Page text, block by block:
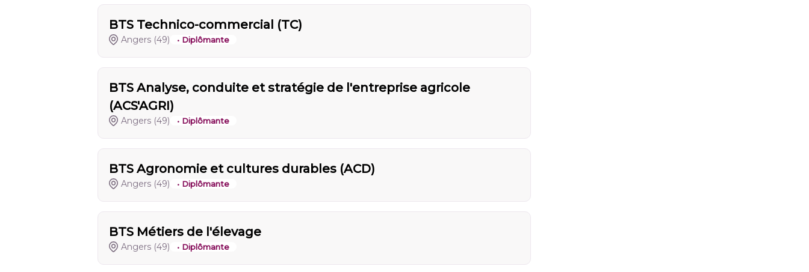
BTS Technico-commercial (TC)
Angers (49) • Diplômante
BTS Analyse, conduite et stratégie de l'entreprise agricole
(ACS'AGRI)
Angers (49) • Diplômante
BTS Agronomie et cultures durables (ACD)
Angers (49) • Diplômante
BTS Métiers de l'élevage
Angers (49) • Diplômante